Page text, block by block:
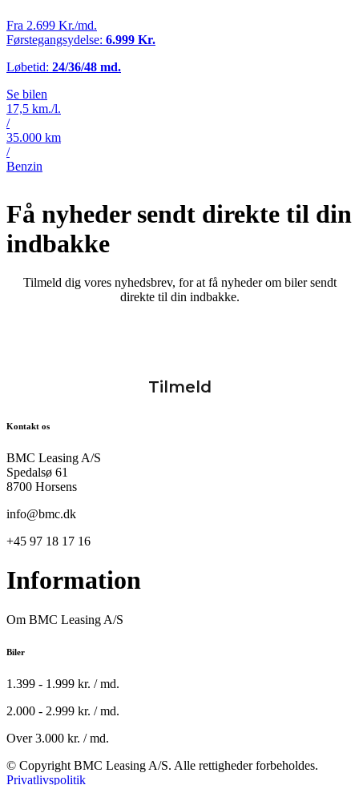
Fra 2.699 Kr./md.
Førstegangsydelse: 6.999 Kr.
Løbetid: 24/36/48 md.
Se bilen
17,5 km./l.
/
35.000 km
/
Benzin
Få nyheder sendt direkte til din
indbakke
Tilmeld dig vores nyhedsbrev, for at få nyheder om biler sendt
direkte til din indbakke.
Kontakt os
BMC Leasing A/S
Spedalsø 61
8700 Horsens
info@bmc.dk
+45 97 18 17 16
Information
Om BMC Leasing A/S
Biler
1.399 - 1.999 kr. / md.
2.000 - 2.999 kr. / md.
Over 3.000 kr. / md.
© Copyright BMC Leasing A/S. Alle rettigheder forbeholdes.
Privatlivspolitik